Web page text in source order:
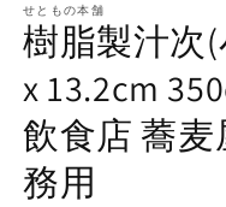
デ
ィ
ア
(1)
を
開
く
せともの本舗
樹脂製汁次(
x 13.2cm
飲食店 蕎
務用